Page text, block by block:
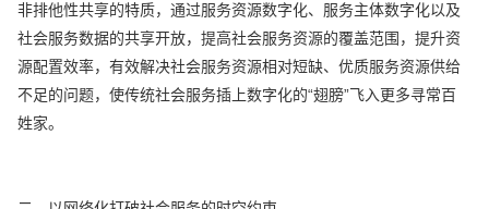
非排他性共享的特质，通过服务资源数字化、服务主体数字化以及
社会服务数据的共享开放，提高社会服务资源的覆盖范围，提升资
源配置效率，有效解决社会服务资源相对短缺、优质服务资源供给
不足的问题，使传统社会服务插上数字化的“翅膀”飞入更多寻常百
姓家。